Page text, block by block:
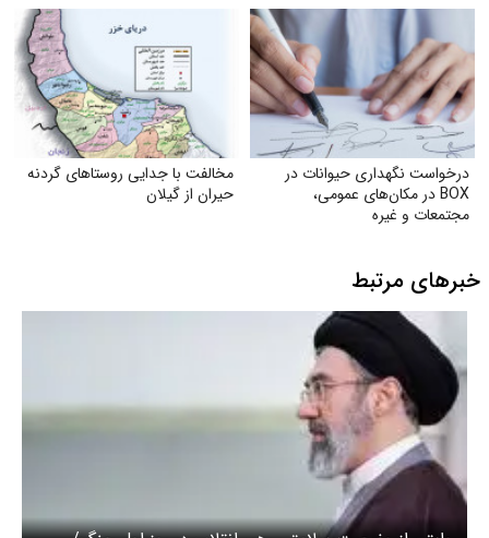
درخواست نگهداری حیوانات در
BOX در مکان‌های عمومی،
مجتمعات و غیره
مخالفت با جدایی روستاهای گردنه
حیران از گیلان
خبرهای مرتبط